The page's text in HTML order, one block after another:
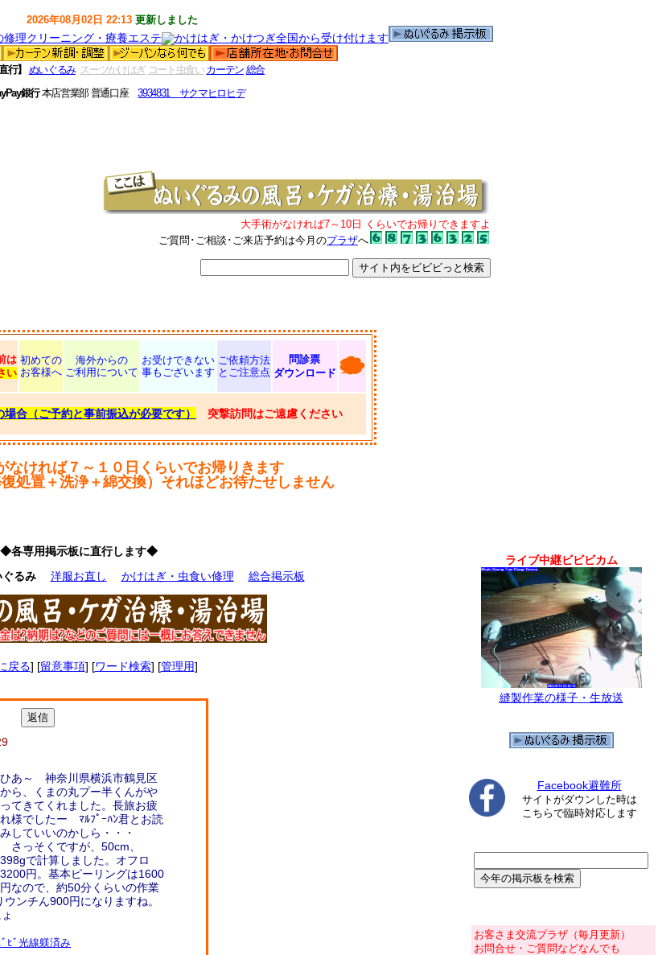
2026年08月02日 22:13 更新しました
行】 ぬいぐるみ スーツかけはぎ コート虫食い カーテン 総合
銀行本店営業部 普通口座3934831 サクマヒロヒデ
大手術がなければ7～10日 くらいでお帰りできますよ
ご質問･ご相談･ご来店予約は今月のプラザへ
は
い
初めての
お客様へ
海外からの
ご利用について
お受けできない
事もございます
ご依頼方法
とご注意点
問診票
ダウンロード
合（ご予約と事前振込が必要です） 突撃訪問はご遠慮ください
なければ７～１０日くらいでお帰りきます
復処置＋洗浄＋綿交換）それほどお待たせしません
◆各専用掲示板に直行します◆
るみ 洋服お直し かけはぎ・虫食い修理 総合掲示板
戻る] [留意事項] [ワード検索] [管理用]
ひあ～ 神奈川県横浜市鶴見区
から、くまの丸プー半くんがや
ってきてくれました。長旅お疲
れ様でしたー ﾏﾙﾌﾟｰﾊﾝ君とお読
みしていいのかしら・・・
さっそくですが、50cm、
398gで計算しました。オフロ
3200円。基本ピーリングは1600
円なので、約50分くらいの作業
ンチん900円になりますね。
ﾋﾞ光線躾済み
ライブ中継ビビビカム
縫製作業の様子・生放送
Facebook避難所
サイトがダウンした時は
こちらで臨時対応します
お客さま交流プラザ（毎月更新）
お問合せ・ご質問などなんでも